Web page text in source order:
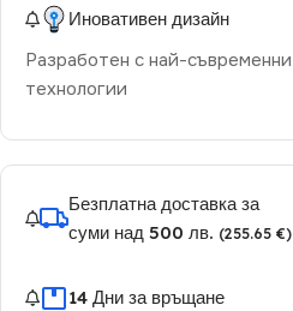
Иновативен дизайн
Разработен с най-съвременни
технологии
Безплатна доставка за
суми над 500 лв. (255.65 €)
14 Дни за връщане